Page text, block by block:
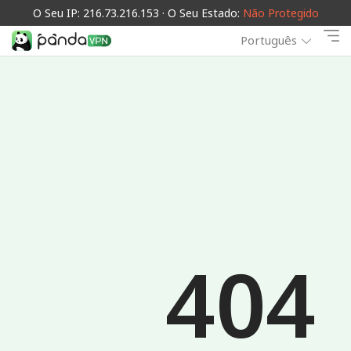
O Seu IP: 216.73.216.153 · O Seu Estado: Não Protegido
Português
404